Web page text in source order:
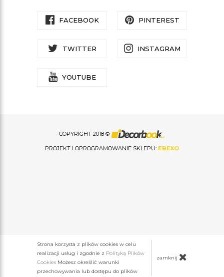
FACEBOOK PINTEREST
TWITTER INSTAGRAM
YOUTUBE
COPYRIGHT 2018 ©
PROJEKT I OPROGRAMOWANIE SKLEPU: EBEXO
Strona korzysta z plików cookies w celu
realizacji usług i zgodnie z Polityką Plików
Cookies Możesz określić warunki
przechowywania lub dostępu do plików
zamknij